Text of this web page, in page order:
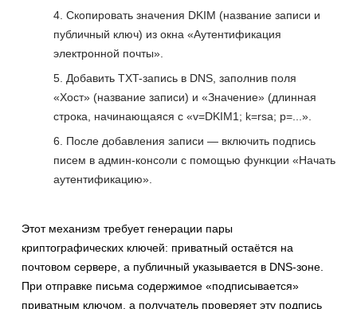
Скопировать значения DKIM (название записи и
публичный ключ) из окна «Аутентификация
электронной почты».
Добавить TXT-запись в DNS, заполнив поля
«Хост» (название записи) и «Значение» (длинная
строка, начинающаяся с «v=DKIM1; k=rsa; p=...».
После добавления записи — включить подпись
писем в админ-консоли с помощью функции «Начать
аутентификацию».
Этот механизм требует генерации пары
криптографических ключей: приватный остаётся на
почтовом сервере, а публичный указывается в DNS-зоне.
При отправке письма содержимое «подписывается»
приватным ключом, а получатель проверяет эту подпись